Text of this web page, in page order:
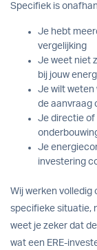
Specifiek is
Je hebt
vergelijking
Je weet niet
bij jouw
Je wilt weten
de aanvraag
Je directie of
Je
investering
Wij werken volledig
specifieke situatie,
weet je zeker dat
wat een ERE-